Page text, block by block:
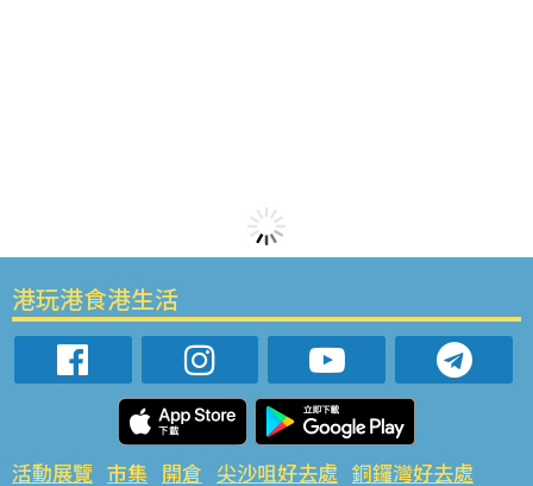
港玩港食港生活
活動展覽 市集 開倉 尖沙咀好去處 銅鑼灣好去處